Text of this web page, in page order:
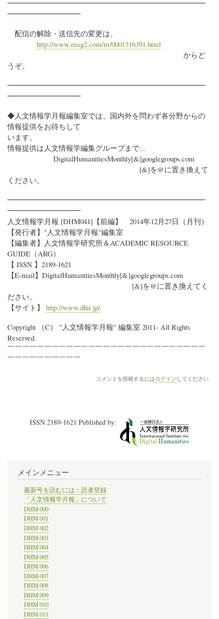
━━━━━━━━━━━━━━━━━━━━━━━━━━━
━━━━━━━━━━
配信の解除・送信先の変更は、
http://www.mag2.com/m/0001316391.html
からど
うぞ。
━━━━━━━━━━━━━━━━━━━━━━━━━━━
━━━━━━━━━━
◆人文情報学月報編集室では、国内外を問わず各分野からの
情報提供をお待ちして
います。
情報提供は人文情報学編集グループまで...
DigitalHumanitiesMonthly[&]googlegroups.com
[&]を@に置き換えて
ください。
━━━━━━━━━━━━━━━━━━━━━━━━━━━
━━━━━━━━━━
人文情報学月報 [DHM041]【前編】 2014年12月27日（月刊）
【発行者】"人文情報学月報"編集室
【編集者】人文情報学研究所＆ACADEMIC RESOURCE
GUIDE（ARG）
【 ISSN 】2189-1621
【E-mail】DigitalHumanitiesMonthly[&]googlegroups.com
[&]を@に置き換えてく
ださい。
【サイト】 http://www.dhii.jp/
Copyright （C） "人文情報学月報" 編集室 2011- All Rights
Reserved.
￣￣￣￣￣￣￣￣￣￣￣￣￣￣￣￣￣￣￣￣￣￣￣￣￣￣￣
￣￣￣￣￣￣￣￣￣￣
コメントを投稿するにはログインしてください
ISSN 2189-1621 Published by:
メインメニュー
最新号を読むには：読者登録
「人文情報学月報」について
DHM 000
DHM 001
DHM 002
DHM 003
DHM 004
DHM 005
DHM 006
DHM 007
DHM 008
DHM 009
DHM 010
DHM 011